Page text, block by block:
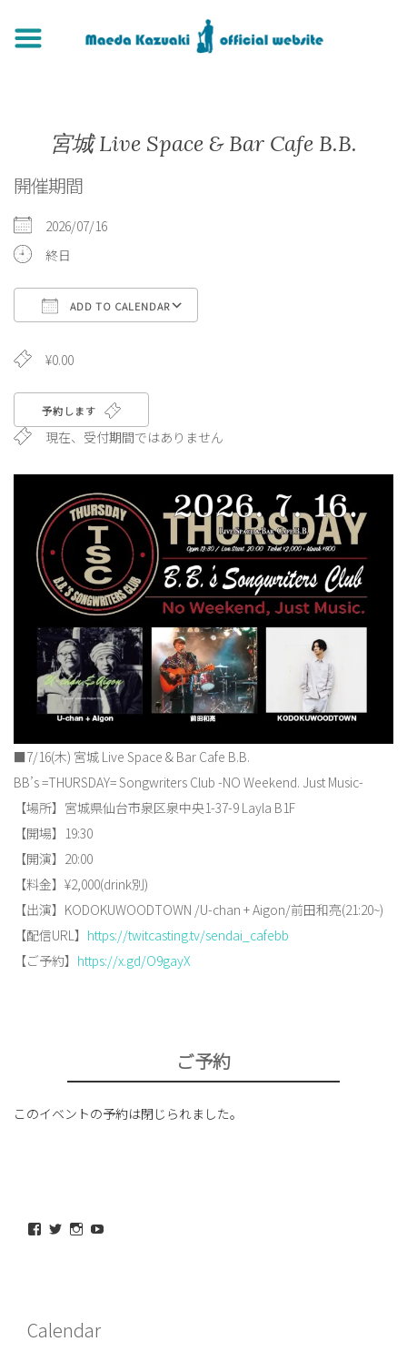
宮城 Live Space & Bar Cafe B.B.
開催期間
2026/07/16
終日
ADD TO CALENDAR
¥0.00
予約します
現在、受付期間ではありません
■7/16(木) 宮城 Live Space & Bar Cafe B.B.
BB’s =THURSDAY= Songwriters Club -NO Weekend. Just Music-
【場所】宮城県仙台市泉区泉中央1-37-9 Layla B1F
【開場】19:30
【開演】20:00
【料金】¥2,000(drink別)
【出演】KODOKUWOODTOWN /U-chan + Aigon/前田和亮(21:20~)
【配信URL】 https://twitcasting.tv/sendai_cafebb
【ご予約】 https://x.gd/O9gayX
ご予約
このイベントの予約は閉じられました。
maeda_kazuaki@me.com
ィ
ー
maedakazuaki
さ
ィ
ー
maede_kazuaki
ィ
ー
Calendar